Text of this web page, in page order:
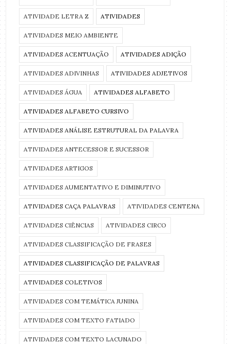
ATIVIDADE LETRA Z ATIVIDADES
ATIVIDADES MEIO AMBIENTE
ATIVIDADES ACENTUAÇÃO ATIVIDADES ADIÇÃO
ATIVIDADES ADIVINHAS ATIVIDADES ADJETIVOS
ATIVIDADES ÁGUA ATIVIDADES ALFABETO
ATIVIDADES ALFABETO CURSIVO
ATIVIDADES ANÁLISE ESTRUTURAL DA PALAVRA
ATIVIDADES ANTECESSOR E SUCESSOR
ATIVIDADES ARTIGOS
ATIVIDADES AUMENTATIVO E DIMINUTIVO
ATIVIDADES CAÇA PALAVRAS ATIVIDADES CENTENA
ATIVIDADES CIÊNCIAS ATIVIDADES CIRCO
ATIVIDADES CLASSIFICAÇÃO DE FRASES
ATIVIDADES CLASSIFICAÇÃO DE PALAVRAS
ATIVIDADES COLETIVOS
ATIVIDADES COM TEMÁTICA JUNINA
ATIVIDADES COM TEXTO FATIADO
ATIVIDADES COM TEXTO LACUNADO